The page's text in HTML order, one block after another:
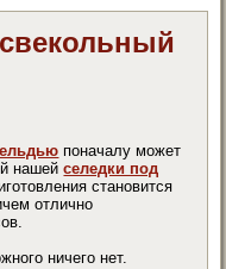
поначалу может
нашейселедки под
становится
отлично
ничего нет.